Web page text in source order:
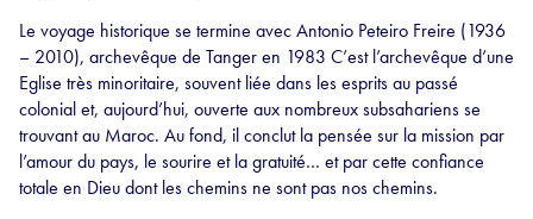
Le voyage historique se termine avec Antonio Peteiro Freire (1936
– 2010), archevêque de Tanger en 1983 C’est l’archevêque d’une
Eglise très minoritaire, souvent liée dans les esprits au passé
colonial et, aujourd’hui, ouverte aux nombreux subsahariens se
trouvant au Maroc. Au fond, il conclut la pensée sur la mission par
l’amour du pays, le sourire et la gratuité… et par cette confiance
totale en Dieu dont les chemins ne sont pas nos chemins.